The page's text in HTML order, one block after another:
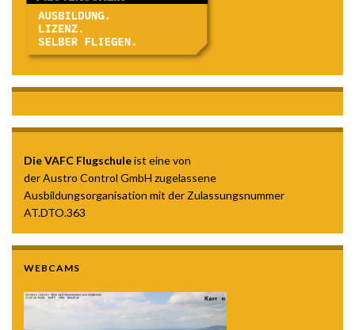
Die VAFC Flugschuleist eine von
der Austro Control GmbH zugelassene
Ausbildungsorganisation mit der Zulassungsnummer
AT.DTO.363
WEBCAMS